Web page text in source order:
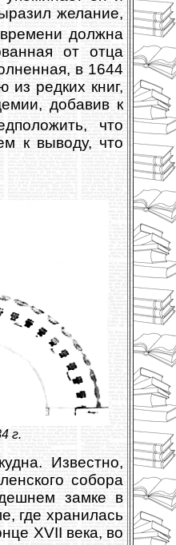
желание,
должна
от отца
в 1644
из редких книг,
добавив к
что
к выводу, что
г.
Известно,
собора
замке в
где хранилась
XVII века, во